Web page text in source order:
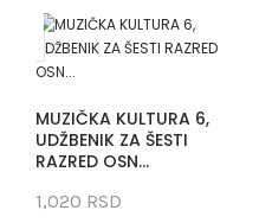
MUZIČKA KULTURA 6,
UDŽBENIK ZA ŠESTI
RAZRED OSN...
1,020 RSD